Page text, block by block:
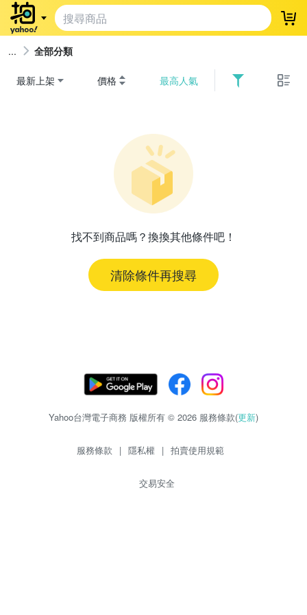
登
全部分類
最新上架 價格 最高人氣
找不到商品嗎？換換其他條件吧！
清除條件再搜尋
Yahoo台灣電子商務 版權所有 © 2026 服務條款(更新)
服務條款 | 隱私權 | 拍賣使用規範
交易安全